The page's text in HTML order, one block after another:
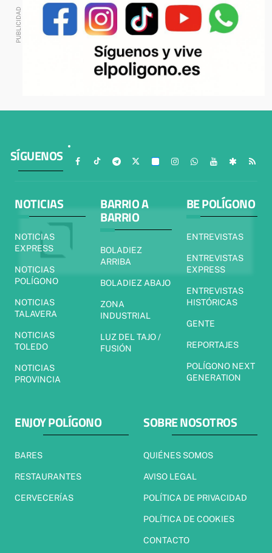
SÍGUENOS
NOTICIAS
NOTICIAS
EXPRESS
NOTICIAS
POLÍGONO
NOTICIAS
TALAVERA
NOTICIAS
TOLEDO
NOTICIAS
PROVINCIA
BARRIO A
BARRIO
BOLADIEZ
ARRIBA
BOLADIEZ ABAJO
ZONA
INDUSTRIAL
LUZ DEL TAJO /
FUSIÓN
BE POLÍGONO
ENTREVISTAS
ENTREVISTAS
EXPRESS
ENTREVISTAS
HISTÓRICAS
GENTE
REPORTAJES
POLÍGONO NEXT
GENERATION
ENJOY POLÍGONO
BARES
RESTAURANTES
CERVECERÍAS
SOBRE NOSOTROS
QUIÉNES SOMOS
AVISO LEGAL
POLÍTICA DE PRIVACIDAD
POLÍTICA DE COOKIES
CONTACTO